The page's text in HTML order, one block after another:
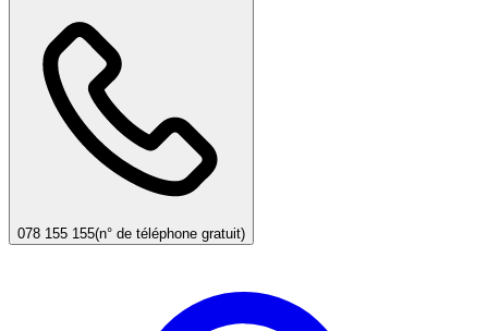
078 155 155(n° de téléphone gratuit)